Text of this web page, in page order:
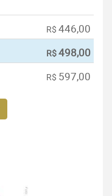
R$ 446,00
R$498,00
R$ 597,00